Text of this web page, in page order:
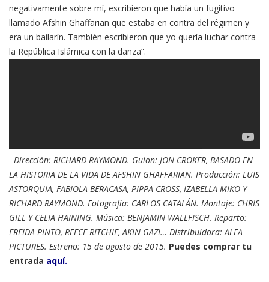
negativamente sobre mí, escribieron que había un fugitivo
llamado Afshin Ghaffarian que estaba en contra del régimen y
era un bailarín. También escribieron que yo quería luchar contra
la República Islámica con la danza”.
Dirección: RICHARD RAYMOND. Guion: JON CROKER, BASADO EN
LA HISTORIA DE LA VIDA DE AFSHIN GHAFFARIAN. Producción: LUIS
ASTORQUIA, FABIOLA BERACASA, PIPPA CROSS, IZABELLA MIKO Y
RICHARD RAYMOND. Fotografía: CARLOS CATALÁN. Montaje: CHRIS
GILL Y CELIA HAINING. Música: BENJAMIN WALLFISCH. Reparto:
FREIDA PINTO, REECE RITCHIE, AKIN GAZI… Distribuidora: ALFA
PICTURES. Estreno: 15 de agosto de 2015. Puedes comprar tu
entrada aquí.